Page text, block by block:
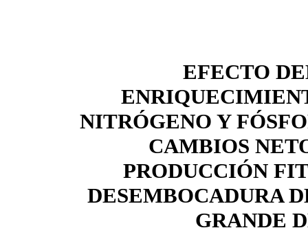
EFECTO
NITRÓGENO Y
CAMBIOS
PRODUCCIÓN
DESEMBOCADURA
GRANDE